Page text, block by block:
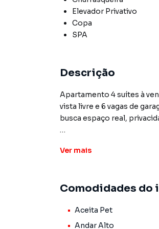
Elevador Privativo
Copa
SPA
Descrição
Apartamento 4 suítes à
vista livre e 6 vagas de
busca espaço real,
ambientes integrados, 4
Franco.
Em andar alto, o imóvel
vista livre, ventilação
Ver mais
Comodidades do
Aceita Pet
Andar Alto